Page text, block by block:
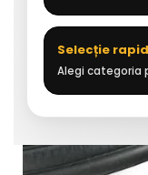
Selecție
Alegi categoria